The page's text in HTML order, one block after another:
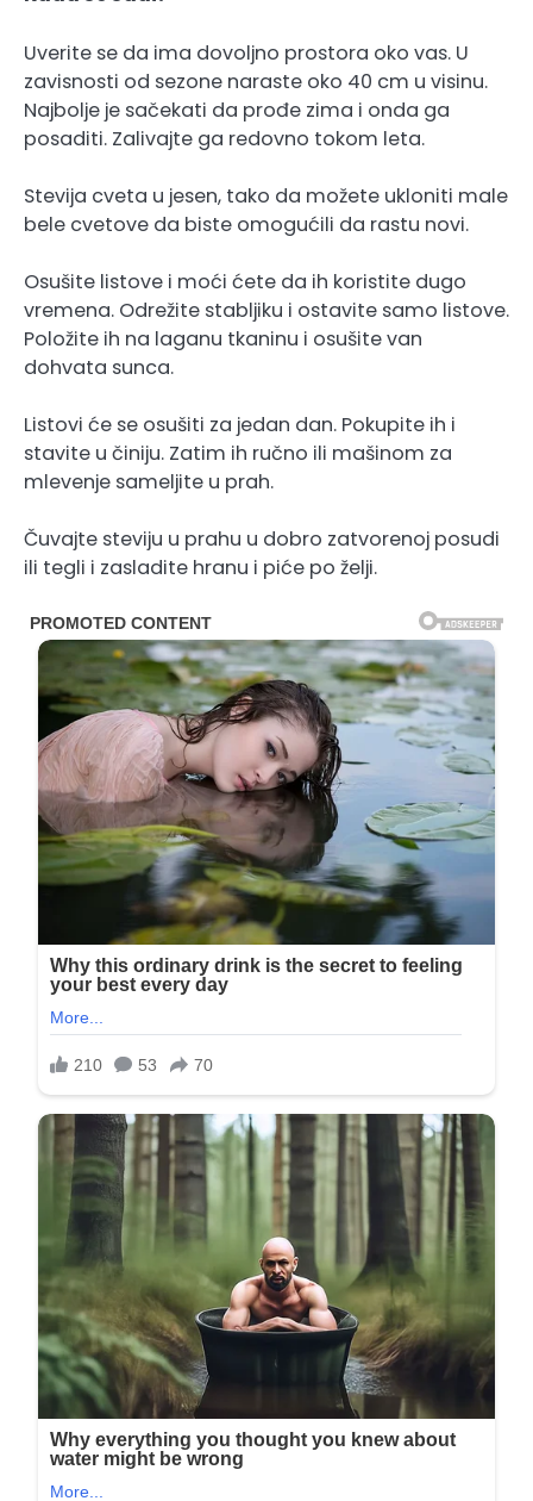
Uverite se da ima dovoljno prostora oko vas. U
zavisnosti od sezone naraste oko 40 cm u visinu.
Najbolje je sačekati da prođe zima i onda ga
posaditi. Zalivajte ga redovno tokom leta.
Stevija cveta u jesen, tako da možete ukloniti male
bele cvetove da biste omogućili da rastu novi.
Osušite listove i moći ćete da ih koristite dugo
vremena. Odrežite stabljiku i ostavite samo listove.
Položite ih na laganu tkaninu i osušite van
dohvata sunca.
Listovi će se osušiti za jedan dan. Pokupite ih i
stavite u činiju. Zatim ih ručno ili mašinom za
mlevenje sameljite u prah.
Čuvajte steviju u prahu u dobro zatvorenoj posudi
ili tegli i zasladite hranu i piće po želji.